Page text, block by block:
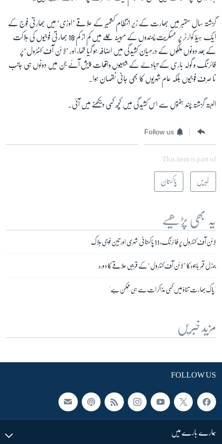
زبان
گزشتہ سال ستمبر میں بھارت کے زیر انتظام کشمیر کے علاقے ’اوڑی‘ میں بھارتی فوج کے
ایک ہیڈ کوارٹر پر عسکریت پسندوں کے مبینہ حملے میں کم از کم 18 بھارتی فوجیوں کی ہلاکت
کے بعد دونوں ملکوں کے درمیان کشیدگی میں اضافہ ہو گیا تھا، اور ’لائن آف کنٹرول‘پر
فائرنگ و گولہ باری کے تبادلے کے بیسیوں واقعات پیش آئے جن میں دونوں ہی جانب
نا صرف فوجیوں بلکہ عام شہریوں کا بھی جانی نقصان ہوا۔
البتہ گزشتہ چند ہفتوں سے اس کشیدگی میں کچھ کمی دیکھنے میں آئی۔
Follow us
This item is part of
خبریں پاکستان
یہ بھی پڑھیے
لائن آف کنٹرول پر فائرنگ، 11 پاکستانی شہری اور تین فوجی ہلاک
جنرل قمر باجوہ کا ’لائن آف کنٹرول‘ کے قریبی علاقے کا دورہ
'پاک بھارت تناؤ میں کمی مذاکرات سے ہی ممکن ہے'
مزید خبریں
FOLLOW US
ہمارے بارے میں